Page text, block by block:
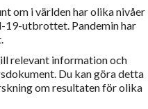
om i världen har olika nivåer
19-utbrottet. Pandemin har
relevant information och
Du kan göra detta
om resultaten för olika